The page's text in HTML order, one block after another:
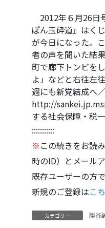
2012年６月26日
ぽん玉砕道』はく
が今日になった。
者の声を聞いた結
町で廊下トンビを
よ」などと右往左
週にも新党結成へ
http://
する社会保障・税
:::::::::::
※ この続きをお読
時のID）とメール
既存ユーザーの方
新規のご登録はこ
カテゴリー 勝谷